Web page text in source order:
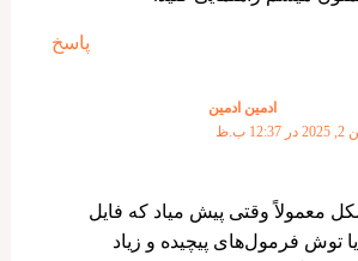
پاسخ
ادمین ادمین
ب.ظ
معمولاً وقتی پیش میاد که فایل
توش فرمول‌های پیچیده و زیاد